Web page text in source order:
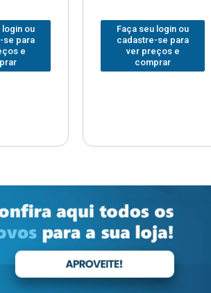
login ou
se para
e
Faça seu login ou
cadastre-se para
ver preços e
comprar